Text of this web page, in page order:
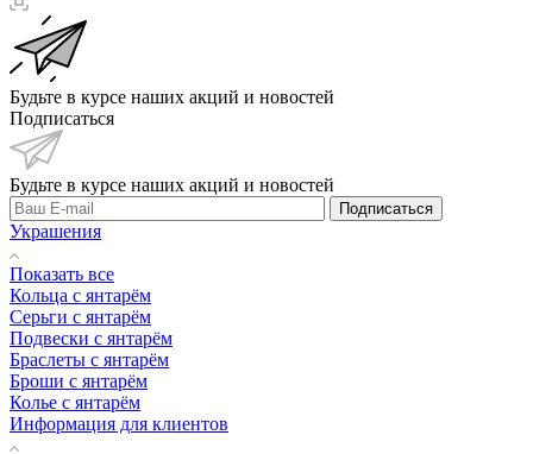
Будьте в курсе наших акций и новостей
Подписаться
Будьте в курсе наших акций и новостей
Подписаться
Украшения
Показать все
Кольца с янтарём
Серьги с янтарём
Подвески с янтарём
Браслеты с янтарём
Броши с янтарём
Колье с янтарём
Информация для клиентов